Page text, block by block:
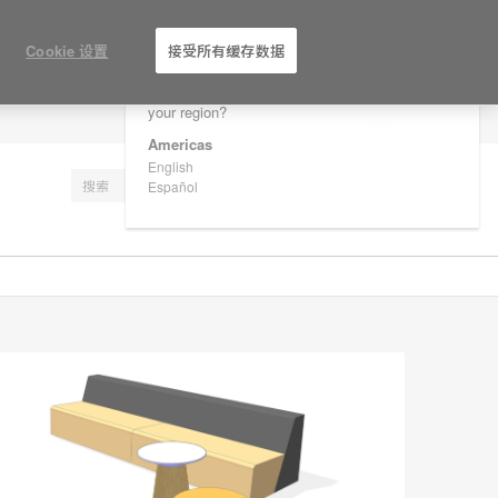
Are you in United States?
your region?
Americas
English
Español
Cookie 设置 接受所有缓存数据